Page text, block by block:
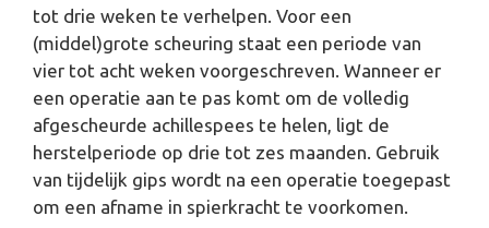
tot drie weken te verhelpen. Voor een
(middel)grote scheuring staat een periode van
vier tot acht weken voorgeschreven. Wanneer er
een operatie aan te pas komt om de volledig
afgescheurde achillespees te helen, ligt de
herstelperiode op drie tot zes maanden. Gebruik
van tijdelijk gips wordt na een operatie toegepast
om een afname in spierkracht te voorkomen.